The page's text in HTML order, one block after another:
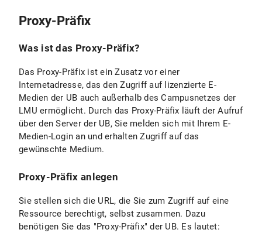
Proxy-Präfix
Was ist das Proxy-Präfix?
Das Proxy-Präfix ist ein Zusatz vor einer
Internetadresse, das den Zugriff auf lizenzierte E-
Medien der UB auch außerhalb des Campusnetzes der
LMU ermöglicht. Durch das Proxy-Präfix läuft der Aufruf
über den Server der UB, Sie melden sich mit Ihrem E-
Medien-Login an und erhalten Zugriff auf das
gewünschte Medium.
Proxy-Präfix anlegen
Sie stellen sich die URL, die Sie zum Zugriff auf eine
Ressource berechtigt, selbst zusammen. Dazu
benötigen Sie das "Proxy-Präfix" der UB. Es lautet: